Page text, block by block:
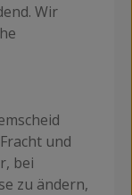
Wir
und
bei
zu ändern,